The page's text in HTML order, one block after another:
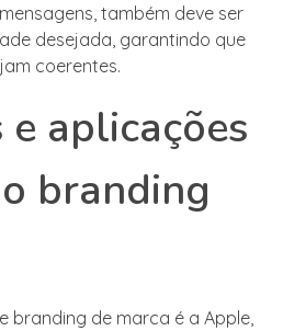
também deve ser
desejada, garantindo que
coerentes.
aplicações
branding
branding de marca é a Apple,